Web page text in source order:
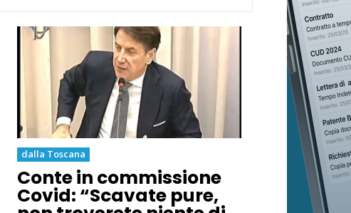
dalla Toscana
Conte in commissione
Covid: “Scavate pure,